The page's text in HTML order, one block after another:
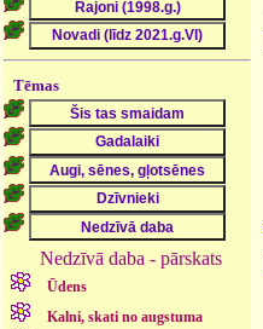
Tēmas
Nedzīvā daba - pārskats
Ūdens
Kalni, skati no augstuma